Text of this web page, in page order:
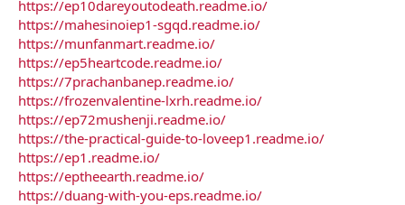
https://ep10dareyoutodeath.readme.io/
https://mahesinoiep1-sgqd.readme.io/
https://munfanmart.readme.io/
https://ep5heartcode.readme.io/
https://7prachanbanep.readme.io/
https://frozenvalentine-lxrh.readme.io/
https://ep72mushenji.readme.io/
https://the-practical-guide-to-loveep1.readme.io/
https://ep1.readme.io/
https://eptheearth.readme.io/
https://duang-with-you-eps.readme.io/